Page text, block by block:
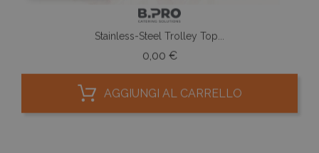
Stainless-Steel Trolley Top...
0,00 €Prezzo
AGGIUNGI AL CARRELLO